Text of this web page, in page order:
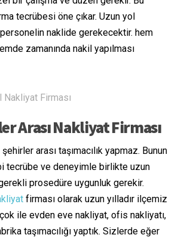
tecrübesi öne çıkar. Uzun yol
naklide gerekecektir. hem
zamanında nakil yapılması
Nakliyat Firması
Arası Nakliyat Firması
arası taşımacılık yapmaz. Bunun
tecrübe ve deneyimle birlikte uzun
prosedüre uygunluk gerekir.
firması olarak uzun yılladır ilçemiz
ile evden eve nakliyat, ofis nakliyatı,
taşımacılığı yaptık. Sizlerde eğer